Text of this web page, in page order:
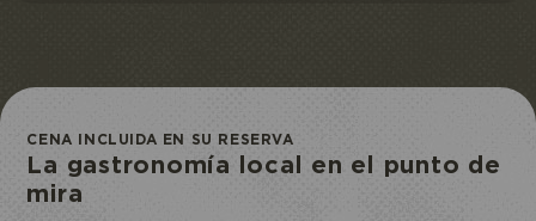
CENA INCLUIDA EN SU RESERVA
La gastronomía local en el punto de
mira
ACCESO